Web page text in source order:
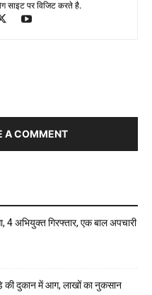
साइट पर विजिट करते है.
A COMMENT
4 अभियुक्त गिरफ्तार, एक बाल अपचारी
की दुकान में आग, लाखों का नुकसान